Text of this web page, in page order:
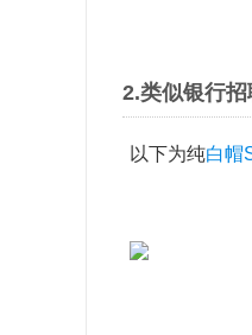
2.类似银行招
以下为纯白帽